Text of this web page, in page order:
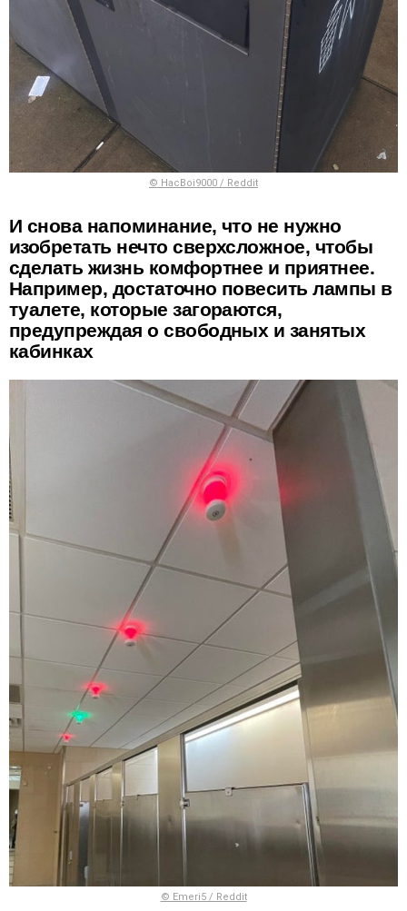
© HacBoi9000 / Reddit
И снова напоминание, что не нужно
изобретать нечто сверхсложное, чтобы
сделать жизнь комфортнее и приятнее.
Например, достаточно повесить лампы в
туалете, которые загораются,
предупреждая о свободных и занятых
кабинках
© Emeri5 / Reddit